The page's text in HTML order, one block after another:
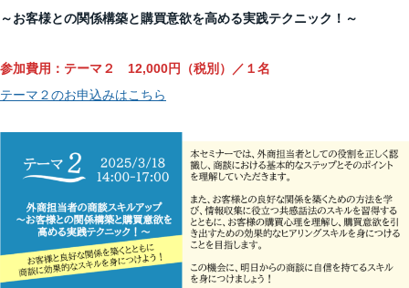
～お客様との関係構築と購買意欲を高める実践テクニック！～
参加費用：テーマ２ 12,000円（税別）／１名
テーマ２のお申込みはこちら